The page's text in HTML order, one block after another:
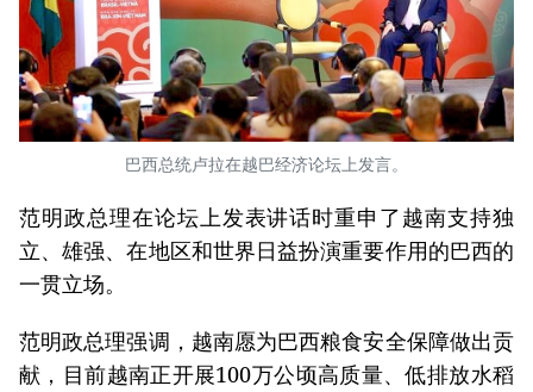
巴西总统卢拉在越巴经济论坛上发言。
范明政总理在论坛上发表讲话时重申了越南支持独
立、雄强、在地区和世界日益扮演重要作用的巴西的
一贯立场。
范明政总理强调，越南愿为巴西粮食安全保障做出贡
献，目前越南正开展100万公顷高质量、低排放水稻